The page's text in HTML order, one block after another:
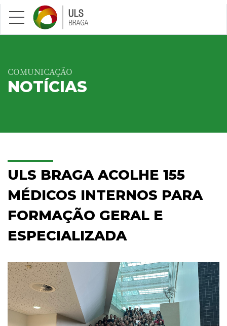
Saltar para conteúdo principal
COMUNICAÇÃO
NOTÍCIAS
ULS BRAGA ACOLHE 155
MÉDICOS INTERNOS PARA
FORMAÇÃO GERAL E
ESPECIALIZADA